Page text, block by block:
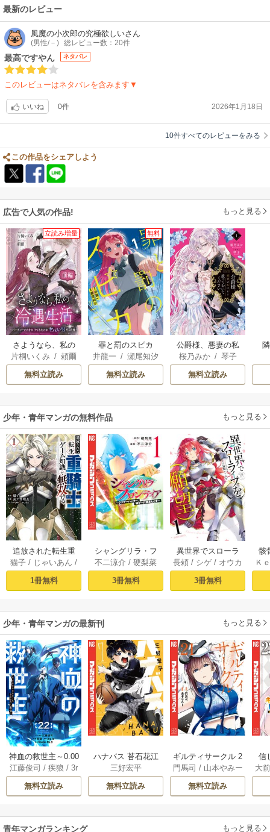
最新のレビュー
風魔の小次郎の究極欲しいさん
(男性/－) 総レビュー数：20件
最高ですやん ネタバレ
このレビューはネタバレを含みます▼
いいね 0件 2026年1月18日
10件すべてのレビューをみる
この作品をシェアしよう
広告で人気の作品! もっと見る
立読み増量
さようなら、私の
冷遇生活 ～パーテ
ィーで声をかけて
きたのがヤバい男
片桐いくみ /頼爾
無料立読み
無料
罪と罰のスピカ
井龍一 /瀬尾知汐
無料立読み
公爵様、悪妻の私
はもう放っておい
てください
桜乃みか/ 琴子
無料立読み
少年・青年マンガの無料作品 もっと見る
追放された転生重
騎士はゲーム知識
で無双する（１）
猫子 / じゃいあん /
武六甲理衣
1冊無料
シャングリラ・フ
ロンティア（１）
～クソゲーハン
ター、神ゲーに挑
不二涼介 /硬梨菜
3冊無料
異世界でスローラ
イフを（願望） 1
長頼 / シゲ / オウカ
3冊無料
骸
異
Ｋ
少年・青年マンガの最新刊 もっと見る
神血の救世主～0.00
000001％を引き当
て最強へ～【電子
書籍特典付】 22巻
江藤俊司 /疾狼 /3r
d Ie/Studio No.9
無料立読み
ハナバス 苔石花江
のバスケ論 7巻
三好宏平
無料立読み
ギルティサークル 2
1巻
門馬司 / 山本やみー
無料立読み
信
に
の
れ
大
青年マンガランキング もっと見る